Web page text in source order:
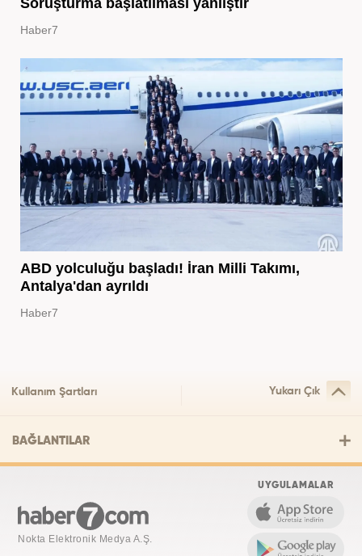
Soruşturma başlatılması yanlıştır
Haber7
ABD yolculuğu başladı! İran Milli Takımı,
Antalya'dan ayrıldı
Haber7
Kullanım Şartları Yukarı Çık
BAĞLANTILAR
Nokta Elektronik Medya A.Ş.
UYGULAMALAR